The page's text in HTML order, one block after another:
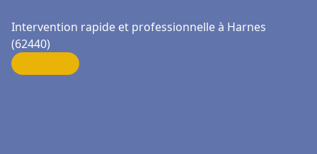
Intervention rapide et professionnelle à Harnes
(62440)